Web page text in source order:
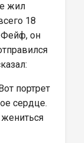
жил
18
Фейф, он
портрет
сердце.